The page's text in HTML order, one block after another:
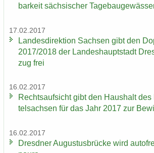
bar­keit säch­si­scher
17.02.2017
Lan­des­di­rek­ti­on Sach­sen gibt den
2017/2018 der Lan­des­haupt­stadt
zug frei
16.02.2017
Rechts­auf­sicht gibt den Haus­halt
tel­sach­sen für das Jahr 2017 zur
16.02.2017
Dresd­ner Au­gus­tus­brü­cke wird